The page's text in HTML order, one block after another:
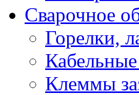
Сварочное
Горелки,
Клеммы